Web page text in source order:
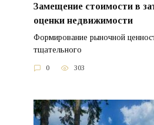
Замещение стоимости в
оценки недвижимости
Формирование рыночной
тщательного
0 303